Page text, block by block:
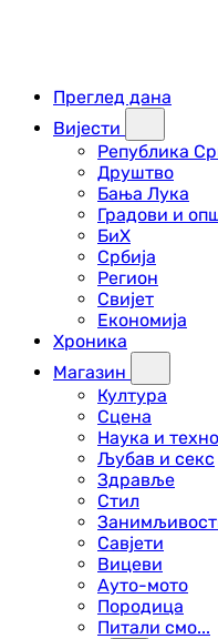
Преглед дана
Вијести
Република
Друштво
Бања Лука
Градови и
БиХ
Србија
Регион
Свијет
Економија
Хроника
Магазин
Култура
Сцена
Наука и
Љубав и секс
Здравље
Стил
Савјети
Вицеви
Ауто-мото
Породица
Питали смо...